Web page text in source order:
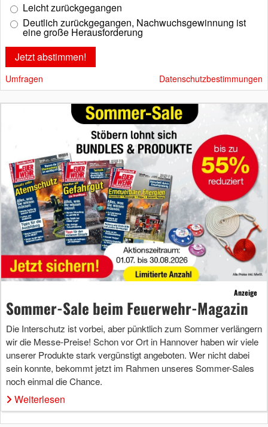
Leicht zurückgegangen
Deutlich zurückgegangen, Nachwuchsgewinnung ist
eine große Herausforderung
Umfragen Datenschutzbestimmungen
Anzeige
Sommer-Sale beim Feuerwehr-Magazin
Die Interschutz ist vorbei, aber pünktlich zum Sommer verlängern
wir die Messe-Preise! Schon vor Ort in Hannover haben wir viele
unserer Produkte stark vergünstigt angeboten. Wer nicht dabei
sein konnte, bekommt jetzt im Rahmen unseres Sommer-Sales
noch einmal die Chance.
Weiterlesen